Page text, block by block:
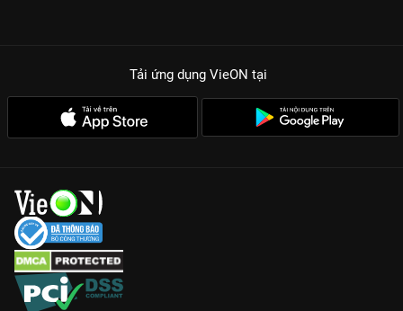
Tải ứng dụng VieON tại